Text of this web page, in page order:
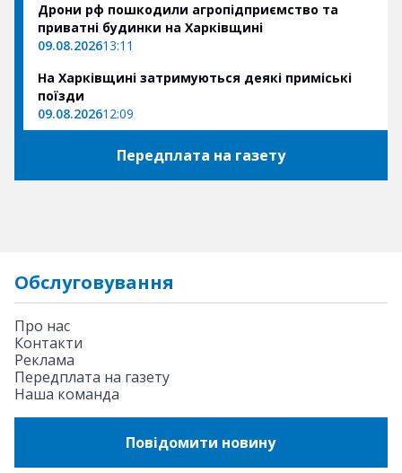
Дрони рф пошкодили агропідприємство та
приватні будинки на Харківщині
09.08.202613:11
На Харківщині затримуються деякі приміські
поїзди
09.08.202612:09
Передплата на газету
Обслуговування
Про нас
Контакти
Реклама
Передплата на газету
Наша команда
Повідомити новину